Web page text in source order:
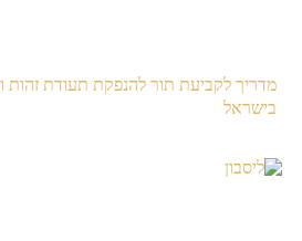
מדריך לקביעת תור להנפקת תעודת זהות
בישראל